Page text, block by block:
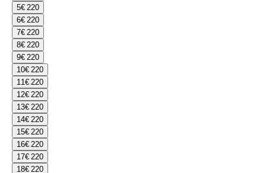
5€ 220
6€ 220
7€ 220
8€ 220
9€ 220
10€ 220
11€ 220
12€ 220
13€ 220
14€ 220
15€ 220
16€ 220
17€ 220
18€ 220